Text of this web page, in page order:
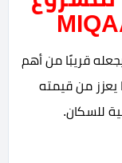
قريبًا من أهم
يعزز من قيمته
للسكان.